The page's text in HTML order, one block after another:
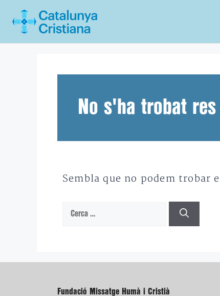
No s'ha trobat res
Sembla que no podem trobar
Cerca:
Fundació Missatge Humà i Cristià